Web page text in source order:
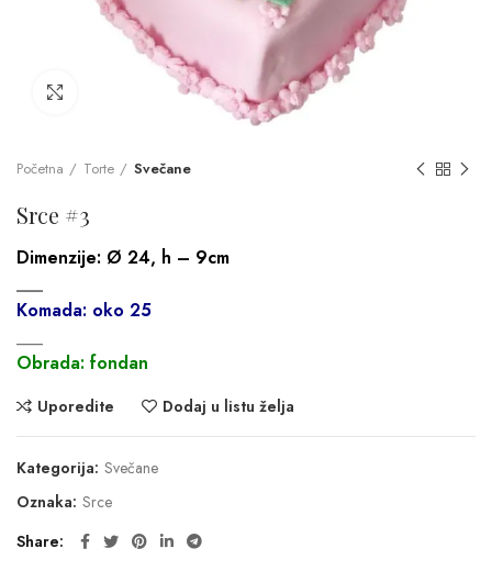
Click to enlarge
Početna Torte Svečane
Srce #3
Dimenzije: Ø 24, h – 9cm
Komada: oko 25
Obrada: fondan
Uporedite Dodaj u listu želja
Kategorija: Svečane
Oznaka: Srce
Share